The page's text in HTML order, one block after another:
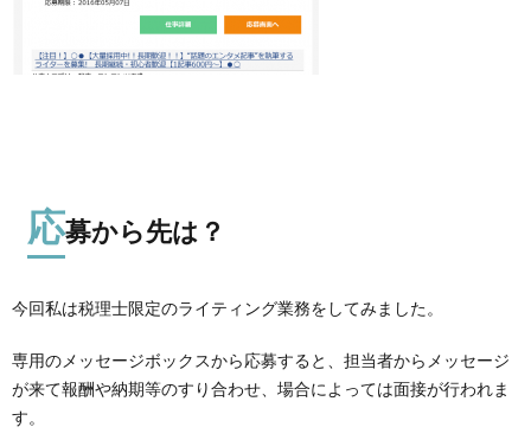
応募から先は？
今回私は税理士限定のライティング業務をしてみました。
専用のメッセージボックスから応募すると、担当者からメッセージ
が来て報酬や納期等のすり合わせ、場合によっては面接が行われま
す。